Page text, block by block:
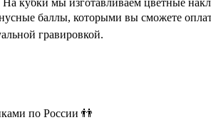
кубки мы изготавливаем цветные
баллы, которыми вы сможете
гравировкой.
по России 👬